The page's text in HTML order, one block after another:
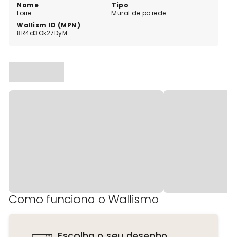
Nome
Loire
Tipo
Mural de parede
Wallism ID (MPN)
8R4d3Ok27DyM
Como funciona o Wallismo